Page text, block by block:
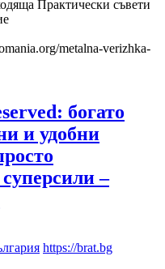
Практически съвети
metalna-verizhka-
богато
и удобни
–
https://brat.bg